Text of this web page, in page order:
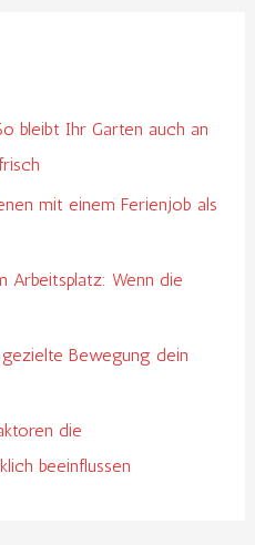
bleibt Ihr Garten auch an
mit einem Ferienjob als
Arbeitsplatz: Wenn die
Bewegung dein
die
beeinflussen